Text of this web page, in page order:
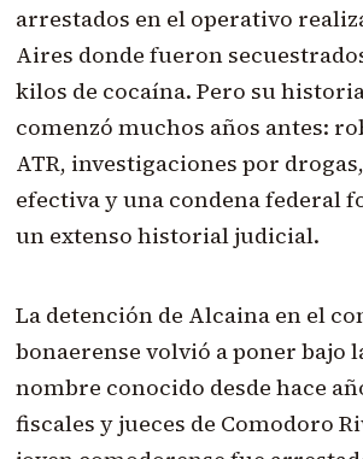
arrestados en el operativo
Aires donde fueron
kilos de cocaína. Pero su
comenzó muchos años antes:
ATR, investigaciones por
efectiva y una condena federal
un extenso historial judicial.
La detención de Alcaina en el
bonaerense volvió a poner bajo
nombre conocido desde hace
fiscales y jueces de Comodoro